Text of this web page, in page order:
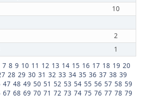
10
2
1
7 8 9 10 11 12 13 14 15 16 17 18 19 20
28 29 30 31 32 33 34 35 36 37 38 39
47 48 49 50 51 52 53 54 55 56 57 58 59
67 68 69 70 71 72 73 74 75 76 77 78 79